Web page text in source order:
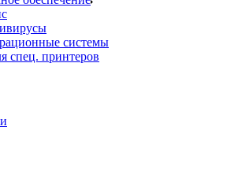
системы
спец. принтеров